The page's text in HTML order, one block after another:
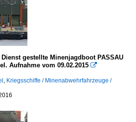
Dienst gestellte Minenjagdboot PASSAU
Aufnahme vom 09.02.2015 
, Kriegsschiffe / Minenabwehrfahrzeuge /